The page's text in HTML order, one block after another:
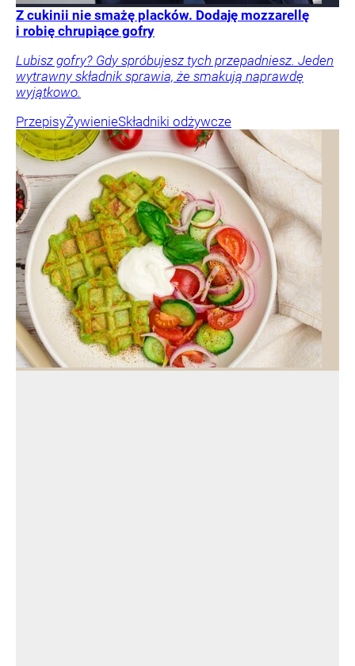
Z cukinii nie smażę placków. Dodaję mozzarellę
i robię chrupiące gofry
Lubisz gofry? Gdy spróbujesz tych przepadniesz. Jeden
wytrawny składnik sprawia, że smakują naprawdę
wyjątkowo.
PrzepisyŻywienieSkładniki odżywcze